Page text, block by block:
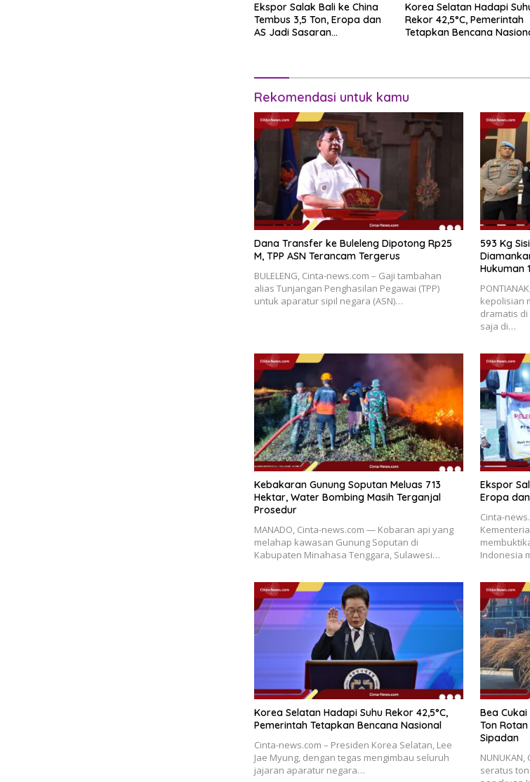
Ekspor Salak Bali ke China
Tembus 3,5 Ton, Eropa dan
AS Jadi Sasaran
Korea Selatan Hadapi
Rekor 42,5°C, Pemerintah
Tetapkan Bencana
Rekomendasi untuk kamu
Dana Transfer ke Buleleng Dipotong Rp25
M, TPP ASN Terancam Tergerus
BULELENG, Cinta-news.com – Gaji tambahan
alias Tunjangan Penghasilan Pegawai (TPP)
untuk aparatur sipil negara (ASN)…
593 Kg
Hukuman
kepolisian
dramatis
saja di…
Kebakaran Gunung Soputan Meluas 713
Hektar, Water Bombing Masih Terganjal
Prosedur
MANADO, Cinta-news.com — Kobaran api yang
melahap kawasan Gunung Soputan di
Kabupaten Minahasa Tenggara, Sulawesi…
Ekspor
Eropa
Cinta-
Indonesia
Korea Selatan Hadapi Suhu Rekor 42,5°C,
Pemerintah Tetapkan Bencana Nasional
Cinta-news.com – Presiden Korea Selatan, Lee
Jae Myung, dengan tegas mengimbau seluruh
jajaran aparatur negara…
Bea
Ton
Sipadan
seratus